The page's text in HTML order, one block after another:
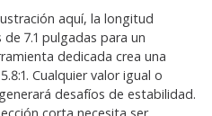
aquí, la longitud
7.1 pulgadas para un
dedicada crea una
Cualquier valor igual o
desafíos de estabilidad.